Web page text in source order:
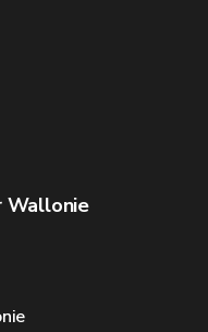
Wallonie